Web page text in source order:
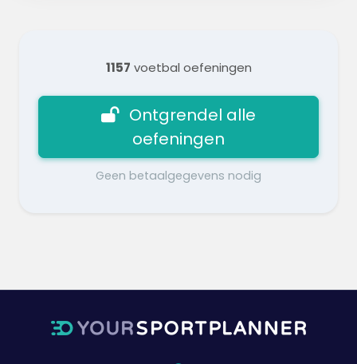
1157 voetbal oefeningen
Ontgrendel alle
oefeningen
Geen betaalgegevens nodig